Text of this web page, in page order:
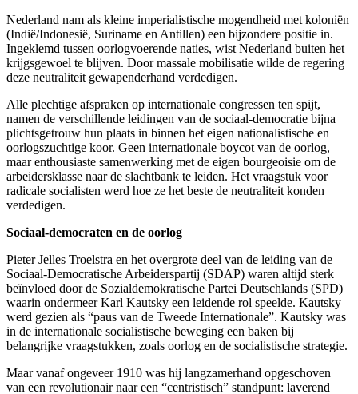
Nederland nam als kleine imperialistische mogendheid met koloniën
(Indië/Indonesië, Suriname en Antillen) een bijzondere positie in.
Ingeklemd tussen oorlogvoerende naties, wist Nederland buiten het
krijgsgewoel te blijven. Door massale mobilisatie wilde de regering
deze neutraliteit gewapenderhand verdedigen.
Alle plechtige afspraken op internationale congressen ten spijt,
namen de verschillende leidingen van de sociaal-democratie bijna
plichtsgetrouw hun plaats in binnen het eigen nationalistische en
oorlogszuchtige koor. Geen internationale boycot van de oorlog,
maar enthousiaste samenwerking met de eigen bourgeoisie om de
arbeidersklasse naar de slachtbank te leiden. Het vraagstuk voor
radicale socialisten werd hoe ze het beste de neutraliteit konden
verdedigen.
Sociaal-democraten en de oorlog
Pieter Jelles Troelstra en het overgrote deel van de leiding van de
Sociaal-Democratische Arbeiderspartij (SDAP) waren altijd sterk
beïnvloed door de Sozialdemokratische Partei Deutschlands (SPD)
waarin ondermeer Karl Kautsky een leidende rol speelde. Kautsky
werd gezien als “paus van de Tweede Internationale”. Kautsky was
in de internationale socialistische beweging een baken bij
belangrijke vraagstukken, zoals oorlog en de socialistische strategie.
Maar vanaf ongeveer 1910 was hij langzamerhand opgeschoven
van een revolutionair naar een “centristisch” standpunt: laverend